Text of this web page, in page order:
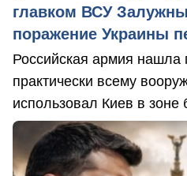
главком ВСУ
поражение Украины
Российская армия нашла
практически всему
использовал Киев в зоне